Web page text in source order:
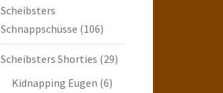
Scheibsters
Schnappschüsse (106)
Scheibsters Shorties (29)
Kidnapping Eugen (6)